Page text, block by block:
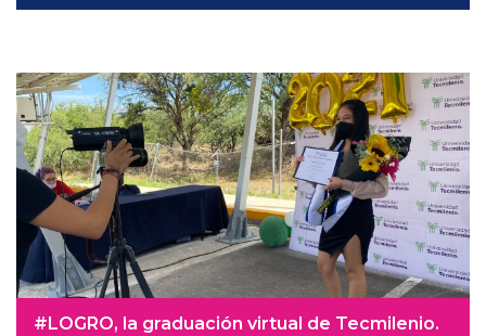
#LOGRO, la graduación virtual de Tecmilenio.